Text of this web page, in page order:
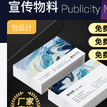
包设计